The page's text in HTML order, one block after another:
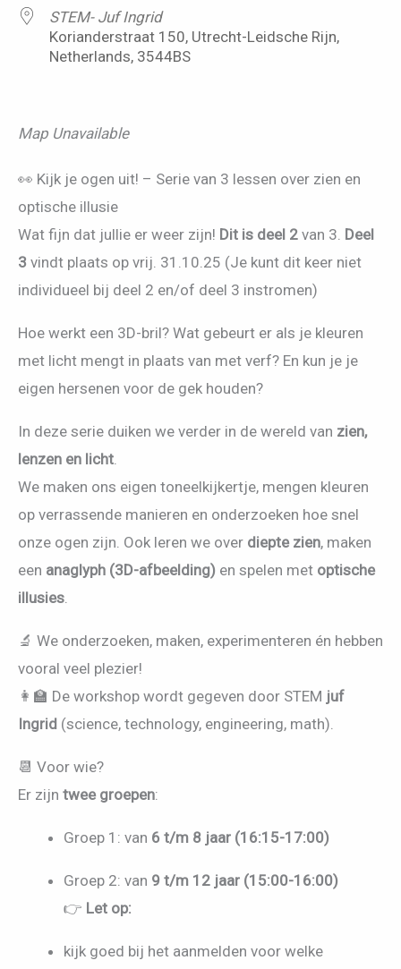
STEM- Juf Ingrid
Korianderstraat 150, Utrecht-Leidsche Rijn,
Netherlands, 3544BS
Map Unavailable
👀 Kijk je ogen uit! – Serie van 3 lessen over zien en
optische illusie
Wat fijn dat jullie er weer zijn! Dit is deel 2 van 3. Deel
3 vindt plaats op vrij. 31.10.25 (Je kunt dit keer niet
individueel bij deel 2 en/of deel 3 instromen)
Hoe werkt een 3D-bril? Wat gebeurt er als je kleuren
met licht mengt in plaats van met verf? En kun je je
eigen hersenen voor de gek houden?
In deze serie duiken we verder in de wereld van zien,
lenzen en licht.
We maken ons eigen toneelkijkertje, mengen kleuren
op verrassende manieren en onderzoeken hoe snel
onze ogen zijn. Ook leren we over diepte zien, maken
een anaglyph (3D-afbeelding) en spelen met optische
illusies.
🔬 We onderzoeken, maken, experimenteren én hebben
vooral veel plezier!
👩‍🏫 De workshop wordt gegeven door STEM juf
Ingrid (science, technology, engineering, math).
📆 Voor wie?
Er zijn twee groepen:
Groep 1: van 6 t/m 8 jaar (16:15-17:00)
Groep 2: van 9 t/m 12 jaar (15:00-16:00)
👉 Let op:
kijk goed bij het aanmelden voor welke